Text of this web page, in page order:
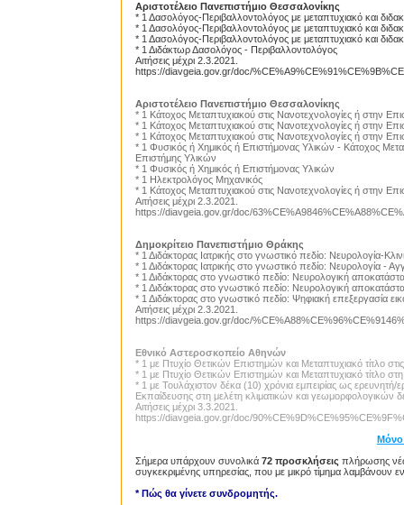
Αριστοτέλειο Πανεπιστήμιο Θεσσαλονίκης
* 1 Δασολόγος-Περιβαλλοντολόγος με μεταπτυχιακό και
* 1 Δασολόγος-Περιβαλλοντολόγος με μεταπτυχιακό και
* 1 Δασολόγος-Περιβαλλοντολόγος με μεταπτυχιακό και
* 1 Διδάκτωρ Δασολόγος - Περιβαλλοντολόγος
Αιτήσεις μέχρι 2.3.2021.
https://diavgeia.gov.gr/doc/
Αριστοτέλειο Πανεπιστήμιο Θεσσαλονίκης
* 1 Κάτοχος Μεταπτυχιακού στις Νανοτεχνολογίες ή στην
* 1 Κάτοχος Μεταπτυχιακού στις Νανοτεχνολογίες ή στην
* 1 Κάτοχος Μεταπτυχιακού στις Νανοτεχνολογίες ή στην
* 1 Φυσικός ή Χημικός ή Επιστήμονας Υλικών - Κάτοχος
Επιστήμης Υλικών
* 1 Φυσικός ή Χημικός ή Επιστήμονας Υλικών
* 1 Ηλεκτρολόγος Μηχανικός
* 1 Κάτοχος Μεταπτυχιακού στις Νανοτεχνολογίες ή στην
Αιτήσεις μέχρι 2.3.2021.
https://diavgeia.gov.gr/doc/
Δημοκρίτειο Πανεπιστήμιο Θράκης
* 1 Διδάκτορας Ιατρικής στο γνωστικό πεδίο: Nευρολογία-
* 1 Διδάκτορας Ιατρικής στο γνωστικό πεδίο: Νευρολογία -
* 1 Διδάκτορας στο γνωστικό πεδίο: Νευρολογική
* 1 Διδάκτορας στο γνωστικό πεδίο: Νευρολογική
* 1 Διδάκτορας στο γνωστικό πεδίο: Ψηφιακή επεξεργασία
Αιτήσεις μέχρι 2.3.2021.
https://diavgeia.gov.gr/doc/
Εθνικό Αστεροσκοπείο Αθηνών
* 1 με Πτυχίο Θετικών Επιστημών και Μεταπτυχιακό τίτλο
* 1 με Πτυχίο Θετικών Επιστημών και Μεταπτυχιακό τίτλο
* 1 με Τουλάχιστον δέκα (10) χρόνια εμπειρίας ως ερευνητή/
Εκπαίδευσης στη μελέτη κλιματικών και γεωμορφολογικών
Αιτήσεις μέχρι 3.3.2021.
https://diavgeia.gov.gr/doc/
Μόνο
Σήμερα υπάρχουν συνολικά 72 προσκλήσεις πλήρωσης
συγκεκριμένης υπηρεσίας, που με μικρό τίμημα λαμβάνουν
* Πώς θα γίνετε συνδρομητής.